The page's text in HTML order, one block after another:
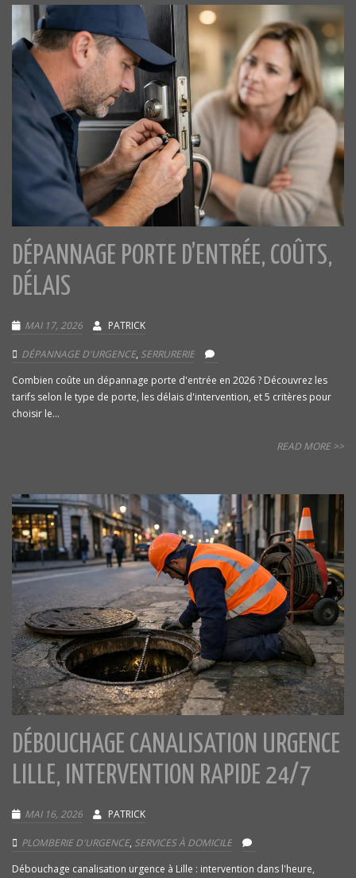
DÉPANNAGE PORTE D’ENTRÉE, COÛTS,
DÉLAIS
MAI 17, 2026 PATRICK
DÉPANNAGE D'URGENCE, SERRURERIE
Combien coûte un dépannage porte d'entrée en 2026 ? Découvrez les
tarifs selon le type de porte, les délais d'intervention, et 5 critères pour
choisir le...
READ MORE >>
DÉBOUCHAGE CANALISATION URGENCE
LILLE, INTERVENTION RAPIDE 24/7
MAI 16, 2026 PATRICK
PLOMBERIE D'URGENCE, SERVICES À DOMICILE
Débouchage canalisation urgence à Lille : intervention dans l'heure,